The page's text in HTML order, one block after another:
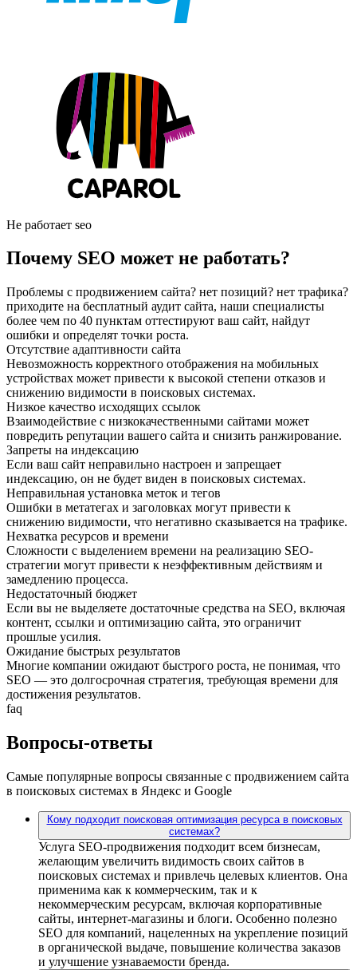
Не работает seo
Почему SEO может не работать?
Проблемы с продвижением сайта? нет позиций? нет трафика?
приходите на бесплатный аудит сайта, наши специалисты
более чем по 40 пунктам оттестируют ваш сайт, найдут
ошибки и определят точки роста.
Отсутствие адаптивности сайта
Невозможность корректного отображения на мобильных
устройствах может привести к высокой степени отказов и
снижению видимости в поисковых системах.
Низкое качество исходящих ссылок
Взаимодействие с низкокачественными сайтами может
повредить репутации вашего сайта и снизить ранжирование.
Запреты на индексацию
Если ваш сайт неправильно настроен и запрещает
индексацию, он не будет виден в поисковых системах.
Неправильная установка меток и тегов
Ошибки в метатегах и заголовках могут привести к
снижению видимости, что негативно сказывается на трафике.
Нехватка ресурсов и времени
Сложности с выделением времени на реализацию SEO-
стратегии могут привести к неэффективным действиям и
замедлению процесса.
Недостаточный бюджет
Если вы не выделяете достаточные средства на SEO, включая
контент, ссылки и оптимизацию сайта, это ограничит
прошлые усилия.
Ожидание быстрых результатов
Многие компании ожидают быстрого роста, не понимая, что
SEO — это долгосрочная стратегия, требующая времени для
достижения результатов.
faq
Вопросы-ответы
Самые популярные вопросы связанные с продвижением сайта
в поисковых системах в Яндекс и Google
Кому подходит поисковая оптимизация ресурса в поисковых
системах?
Услуга SEO-продвижения подходит всем бизнесам,
желающим увеличить видимость своих сайтов в
поисковых системах и привлечь целевых клиентов. Она
применима как к коммерческим, так и к
некоммерческим ресурсам, включая корпоративные
сайты, интернет-магазины и блоги. Особенно полезно
SEO для компаний, нацеленных на укрепление позиций
в органической выдаче, повышение количества заказов
и улучшение узнаваемости бренда.